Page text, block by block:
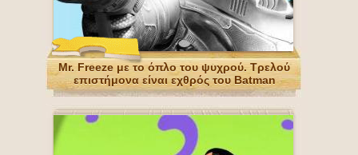
Mr. Freeze με το όπλο του ψυχρού. Τρελού
επιστήμονα είναι εχθρός του Batman